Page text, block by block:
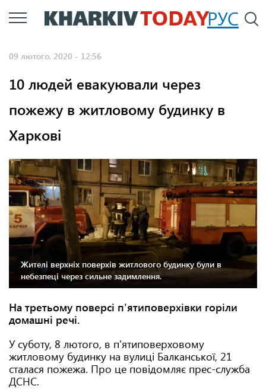
Перейти
до
РУС
09 лютого, 2020 - 12:56
10 людей евакуювали через
пожежу в житловому будинку в
Харкові
Жителі верхніх поверхів житлового будинку були в
небезпеці через сильне задимлення.
На третьому поверсі п'ятиповерхівки горіли
домашні речі.
У суботу, 8 лютого, в п'ятиповерховому
житловому будинку на вулиці Балканської, 21
сталася пожежа. Про це повідомляє прес-служба
ДСНС.